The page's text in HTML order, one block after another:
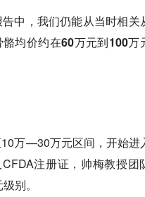
中，我们仍能从当时相关
均价约在60万元到100万
万—30万元区间，开始进
注册证，帅梅教授团
别。